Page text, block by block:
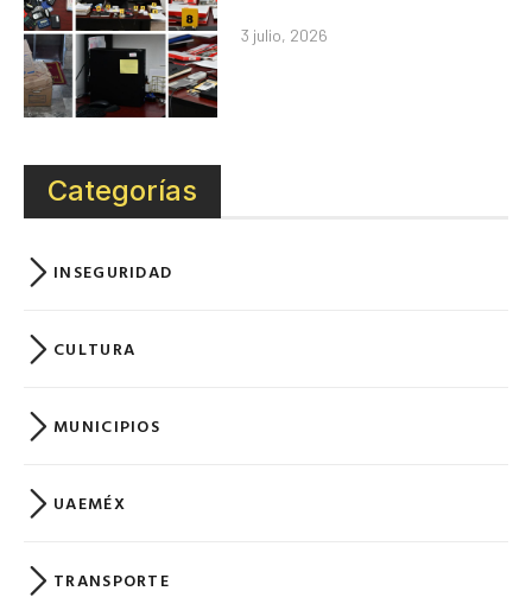
3 julio, 2026
Categorías
INSEGURIDAD
CULTURA
MUNICIPIOS
UAEMÉX
TRANSPORTE